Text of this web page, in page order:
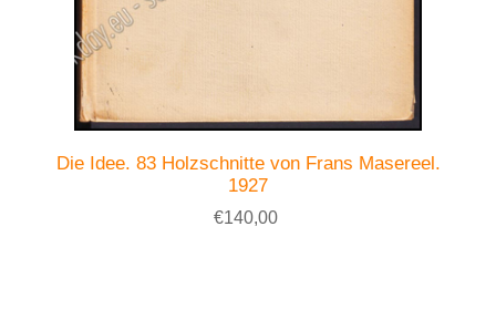
Die Idee. 83 Holzschnitte von Frans Masereel.
1927
€140,00